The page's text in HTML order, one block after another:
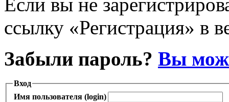
ссылку «Регистрация» в
Забыли пароль? Вы
Вход
Имя пользователя (login)